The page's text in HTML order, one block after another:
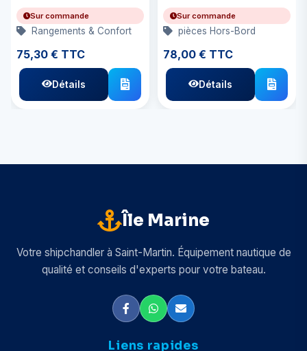
Sur commande
Rangements & Confort
75,30 € TTC
Détails
Sur commande
pièces Hors-Bord
78,00 € TTC
Détails
Île Marine
Votre shipchandler à Saint-Martin. Équipement nautique de
qualité et conseils d'experts pour votre bateau.
Liens rapides